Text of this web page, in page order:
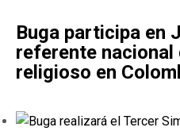
Buga participa en
referente nacional
religioso en